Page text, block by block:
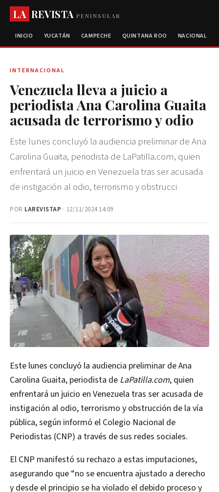
LA REVISTAPENINSULAR
INICIO YUCATÁN CAMPECHE QUINTANA ROO NACIONAL
INTERNACIONAL
Venezuela lleva a juicio a
periodista Ana Carolina Guaita
acusada de terrorismo y odio
Este lunes concluyó la audiencia preliminar de Ana
Carolina Guaita, periodista de LaPatilla.com, quien
enfrentará un juicio en Venezuela tras ser acusada
de instigación al odio, terrorismo y obstrucci
POR LAREVISTAP · 12/11/2024 14:09
Este lunes concluyó la audiencia preliminar de Ana
Carolina Guaita, periodista de LaPatilla.com, quien
enfrentará un juicio en Venezuela tras ser acusada de
instigación al odio, terrorismo y obstrucción de la vía
pública, según informó el Colegio Nacional de
Periodistas (CNP) a través de sus redes sociales.
El CNP manifestó su rechazo a estas imputaciones,
asegurando que “no se encuentra ajustado a derecho
y desde el principio se ha violado el debido proceso y